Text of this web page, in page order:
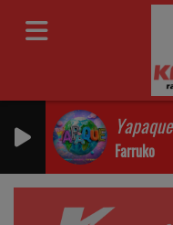
Yapaque
Farruko